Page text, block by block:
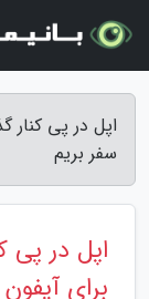
سفر بریم
برای